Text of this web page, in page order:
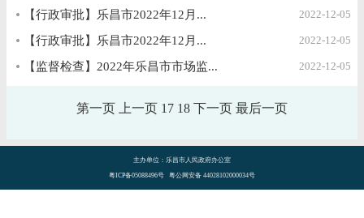
2022-12-05
【行政审批】乐昌市2022年12月...
2022-12-05
【行政审批】乐昌市2022年12月...
2022-12-05
【监督检查】2022年乐昌市市场监...
第一页 上一页 17 18 下一页 最后一页
主办单位：乐昌市人民政府办公室
粤ICP备05088496号 粤公网安备 44028102000034号